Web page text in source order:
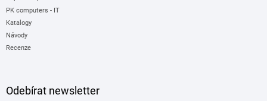
PK computers - IT
Katalogy
Návody
Recenze
Odebírat newsletter